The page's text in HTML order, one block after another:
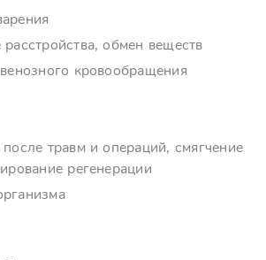
обмен веществ
кровообращения
травм и операций, смягчение
регенерации